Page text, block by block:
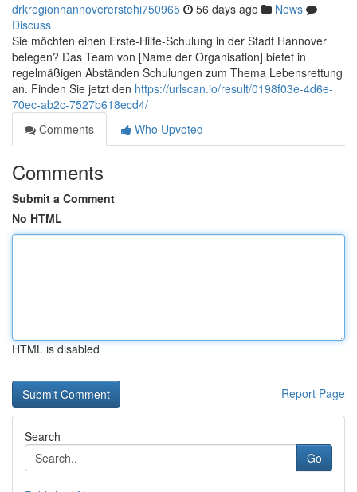
drkregionhannovererstehi750965 56 days ago
News
Discuss
Sie möchten einen Erste-Hilfe-Schulung in der Stadt Hannover
belegen? Das Team von [Name der Organisation] bietet in
regelmäßigen Abständen Schulungen zum Thema Lebensrettung
an. Finden Sie jetzt den https://urlscan.io/result/0198f03e-4d6e-
70ec-ab2c-7527b618ecd4/
Comments
Who Upvoted
Comments
Submit a Comment
No HTML
HTML is disabled
Report Page
Search
Go